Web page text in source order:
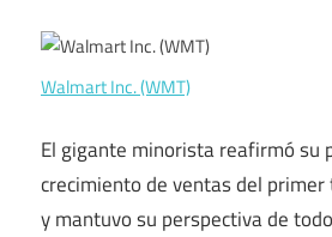
Walmart Inc. (WMT)
El gigante minorista reafirmó su
crecimiento de ventas del
y mantuvo su perspectiva de